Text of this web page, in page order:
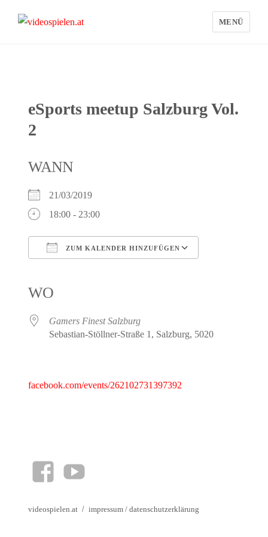
MENÜ
eSports meetup Salzburg Vol.
2
WANN
21/03/2019
18:00 - 23:00
ZUM KALENDER HINZUFÜGEN
WO
Gamers Finest Salzburg
Sebastian-Stöllner-Straße 1, Salzburg, 5020
facebook.com/events/262102731397392
facebookYouTube
videospielen.at impressum /datenschutzerklärung